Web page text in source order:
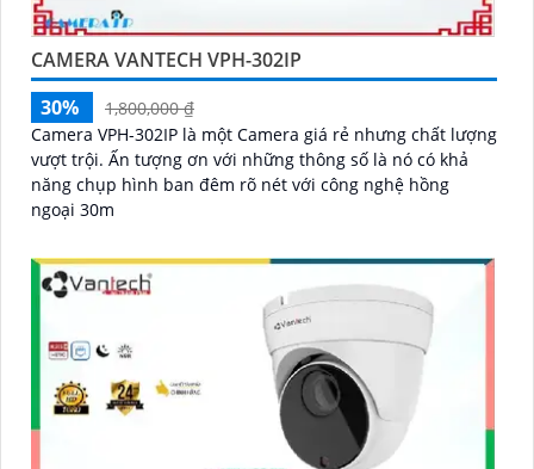
CAMERA VANTECH VPH-302IP
30%
1,800,000 ₫
Camera VPH-302IP là một Camera giá rẻ nhưng chất lượng
vượt trội. Ấn tượng ơn với những thông số là nó có khả
năng chụp hình ban đêm rõ nét với công nghệ hồng
ngoại 30m